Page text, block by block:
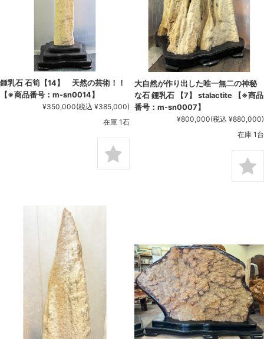
鍾乳石 石筍【14】 天然の芸術！！
【※商品番号：m-sn0014】
¥350,000(税込 ¥385,000)
在庫 1石
大自然が作り出した唯一無二の神秘
な石 鍾乳石 【7】 stalactite 【※商品
番号：m-sn0007】
¥800,000(税込 ¥880,000)
在庫 1台